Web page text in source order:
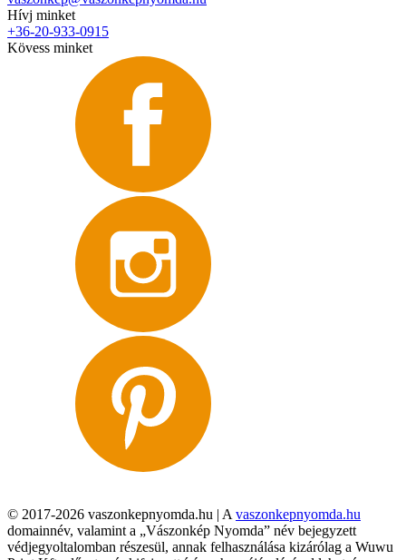
Hívj minket
+36-20-933-0915
Kövess minket
© 2017-2026 vaszonkepnyomda.hu | A vaszonkepnyomda.hu
domainnév, valamint a „Vászonkép Nyomda” név bejegyzett
védjegyoltalomban részesül, annak felhasználása kizárólag a Wuwu